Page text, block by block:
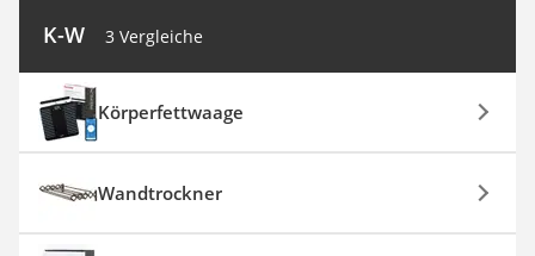
K-W 3 Vergleiche
Körperfettwaage
Wandtrockner